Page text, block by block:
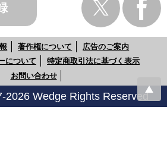
著作権について
広告のご案内
について
特定商取引法に基づく表示
お問い合わせ
2026 Wedge Rights Reserved